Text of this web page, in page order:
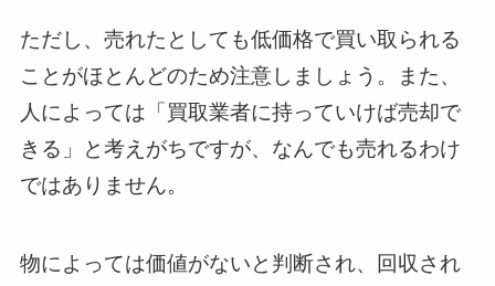
ただし、売れたとしても低価格で買い取られる
ことがほとんどのため注意しましょう。また、
人によっては「買取業者に持っていけば売却で
きる」と考えがちですが、なんでも売れるわけ
ではありません。
物によっては価値がないと判断され、回収され